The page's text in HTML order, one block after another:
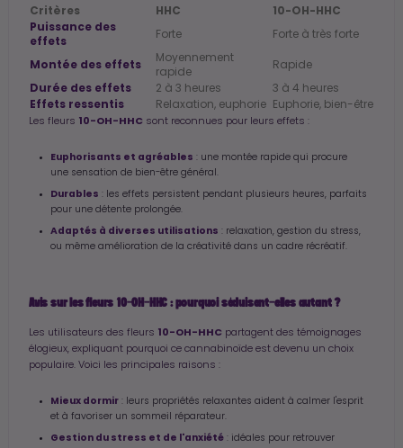
Critères HHC
10-OH-HHC
Puissance des
effets
Forte
Forte à très forte
Montée des effets
Moyennement
rapide
Rapide
Durée des effets
2 à 3 heures
3 à 4 heures
Effets ressentis
Relaxation, euphorie Euphorie, bien-être
Les fleurs 10-OH-HHC sont reconnues pour leurs effets :
Euphorisants et agréables : une montée rapide qui procure
une sensation de bien-être général.
Durables : les effets persistent pendant plusieurs heures, parfaits
pour une détente prolongée.
Adaptés à diverses utilisations : relaxation, gestion du stress,
ou même amélioration de la créativité dans un cadre récréatif.
Avis sur les fleurs 10-OH-HHC : pourquoi séduisent-elles autant ?
Les utilisateurs des fleurs 10-OH-HHC partagent des témoignages
élogieux, expliquant pourquoi ce cannabinoïde est devenu un choix
populaire. Voici les principales raisons :
Mieux dormir : leurs propriétés relaxantes aident à calmer l'esprit
et à favoriser un sommeil réparateur.
Gestion du stress et de l'anxiété : idéales pour retrouver